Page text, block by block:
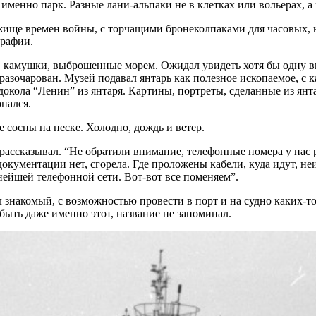
парк. Разные лани-альпаки не в клетках или вольерах,
времен войны, с торчащими бронеколпаками для
камушки, выброшенные морем. Ожидал увидеть хотя бы
Музей подавал янтарь как полезное ископаемое,
“Ленин” из янтаря. Картины, портреты, сделанные из
на песке. Холодно, дождь и ветер.
“Не обратили внимание, телефонные номера у
нет, сгорела. Где проложены кабели, куда идут,
телефонной сети. Вот-вот все поменяем”.
с возможностью провести в порт и на судно
даже именно этот, название не запоминал.